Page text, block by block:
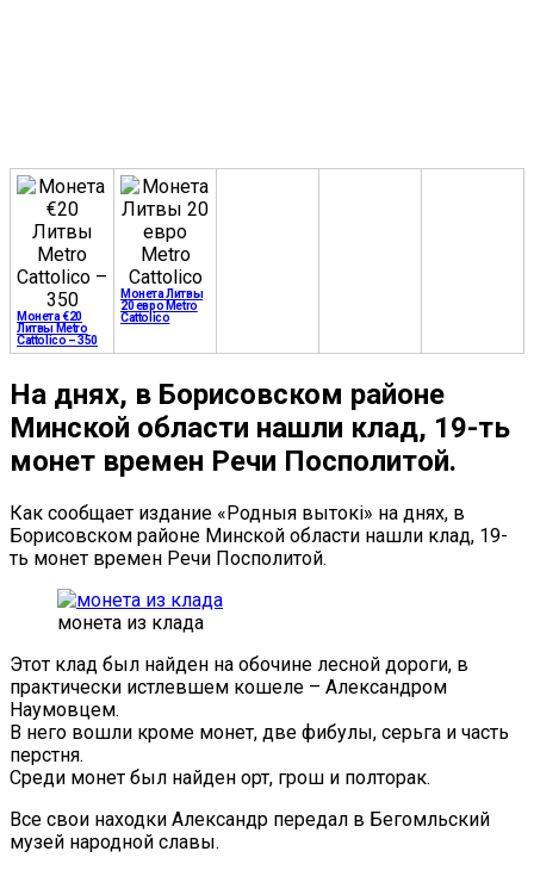
Монета €20
Литвы Metro
Cattolico – 350
Монета Литвы
20 евро Metro
Cattolico
На днях, в Борисовском районе
Минской области нашли клад, 19-ть
монет времен Речи Посполитой.
Как сообщает издание «Родныя вытокі» на днях, в
Борисовском районе Минской области нашли клад, 19-
ть монет времен Речи Посполитой.
монета из клада
Этот клад был найден на обочине лесной дороги, в
практически истлевшем кошеле – Александром
Наумовцем.
В него вошли кроме монет, две фибулы, серьга и часть
перстня.
Среди монет был найден орт, грош и полторак.
Все свои находки Александр передал в Бегомльский
музей народной славы.